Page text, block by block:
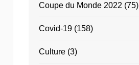
Coupe du Monde 2022 (75)
Covid-19 (158)
Culture (3)